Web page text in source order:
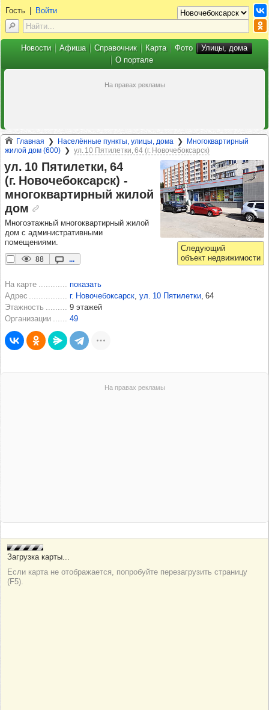
Главная Населённые пункты, улицы, дома
Многоквартирный
жилой дом (600)
ул. 10 Пятилетки, 64 (г. Новочебоксарск)
ул. 10 Пяти­летки, 64
(г. Ново­че­бок­сарск) -​
мно­гок­вар­тир­ный жилой
дом
Многоэтажный многоквартирный жилой
дом с административными
помещениями.
88 ...
На карте
показать
Адрес
г. Новочебоксарск ул. 10 Пятилетки , 64
Этажность
9 этажей
Организации
49
Гость| Войти
Новости Афиша Справочник Карта Фото
Улицы, дома
О портале